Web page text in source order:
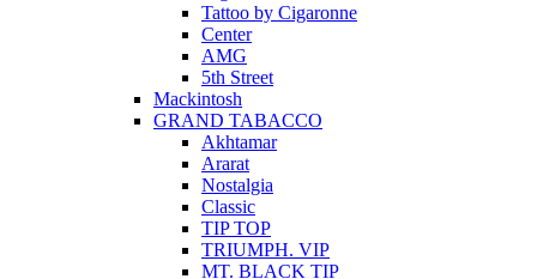
Tattoo by Cigaronne
Center
AMG
5th Street
Mackintosh
GRAND TABACCO
Akhtamar
Ararat
Nostalgia
Classic
TIP TOP
TRIUMPH. VIP
MT. BLACK TIP